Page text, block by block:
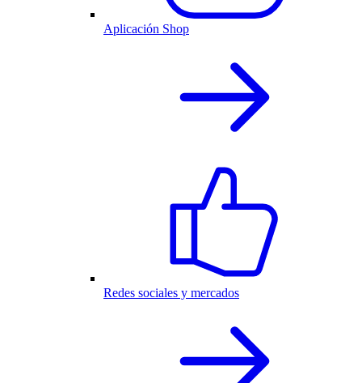
Aplicación Shop
Redes sociales y mercados